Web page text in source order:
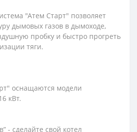
"Атем Старт" позволяет
дымовых газов в дымоходе,
пробку и быстро прогреть
тяги.
оснащаются модели
кВт.
- сделайте свой котел